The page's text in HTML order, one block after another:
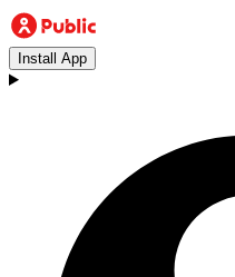
Install App